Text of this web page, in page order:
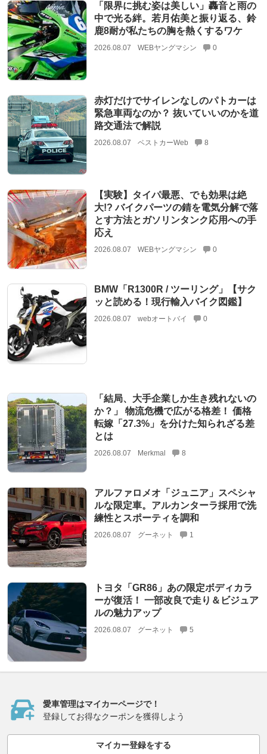
「限界に挑む姿は美しい」轟音と雨の
中で光る絆。若月佑美と振り返る、鈴
鹿8耐が私たちの胸を熱くするワケ
2026.08.07 WEBヤングマシン 0
赤灯だけでサイレンなしのパトカーは
緊急車両なのか？ 抜いていいのかを道
路交通法で解説
2026.08.07 ベストカーWeb 8
【実験】タイパ最悪、でも効果は絶
大!? バイクパーツの錆を電気分解で落
とす方法とガソリンタンク応用への手
応え
2026.08.07 WEBヤングマシン 0
BMW「R1300R / ツーリング」【サク
ッと読める！現行輸入バイク図鑑】
2026.08.07 webオートバイ 0
「結局、大手企業しか生き残れないの
か？」 物流危機で広がる格差！ 価格
転嫁「27.3%」を分けた知られざる差
とは
2026.08.07 Merkmal 8
アルファロメオ「ジュニア」スペシャ
ルな限定車。アルカンターラ採用で洗
練性とスポーティを調和
2026.08.07 グーネット 1
トヨタ「GR86」あの限定ボディカラ
ーが復活！ 一部改良で走り＆ビジュア
ルの魅力アップ
2026.08.07 グーネット 5
愛車管理はマイカーページで！
登録してお得なクーポンを獲得しよう
マイカー登録をする